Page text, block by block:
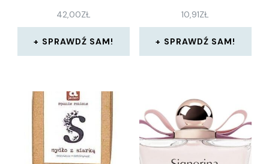
42,00ZŁ
SPRAWDŹ SAM!
10,91ZŁ
SPRAWDŹ SAM!